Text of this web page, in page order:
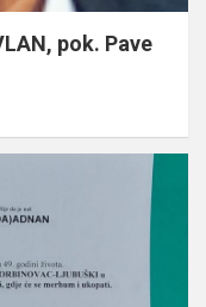
pok. Pave